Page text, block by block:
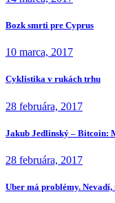
Bozk smrti pre Cyprus
10 marca, 2017
Cyklistika v rukách trhu
28 februára, 2017
Jakub Jedlinský – Bitcoin:
28 februára, 2017
Uber má problémy.